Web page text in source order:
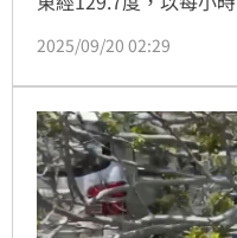
中心會經過恆春以南，
地，整體風雨將會逐漸
2025/09/20 02:29